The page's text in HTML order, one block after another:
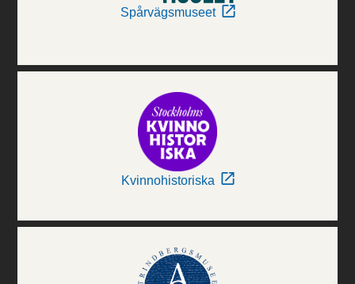
Spårvägsmuseet
Kvinnohistoriska